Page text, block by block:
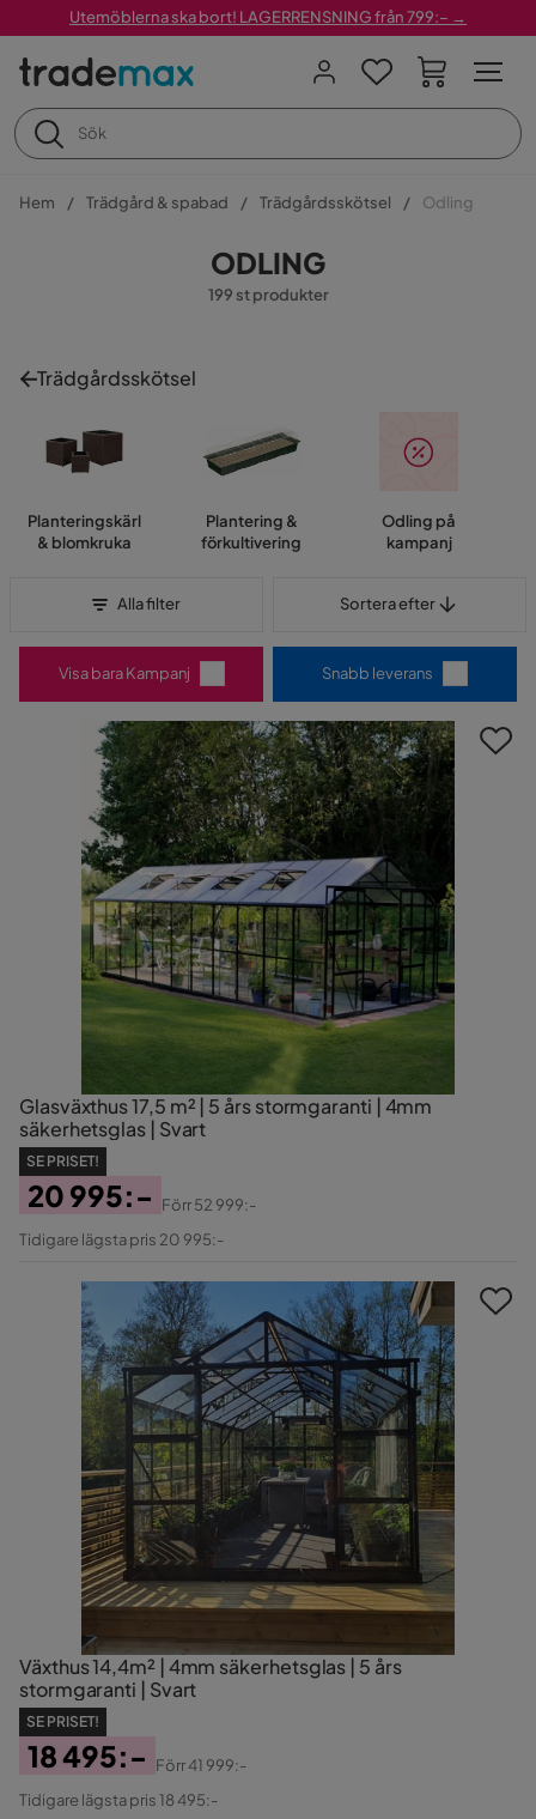
Utemöblerna ska bort! LAGERRENSNING från 799:– →
Hem Trädgård & spabad Trädgårdsskötsel Odling
ODLING
199 st produkter
Trädgårdsskötsel
Planteringskärl
& blomkruka
Plantering &
förkultivering
Odling på
kampanj
Alla filter Sortera efter
Visa bara Kampanj Snabb leverans
Glasväxthus 17,5 m² | 5 års stormgaranti | 4mm
säkerhetsglas | Svart
SE PRISET!
Pris
20 995:-
Original
Förr52 999:-
Tidigare lägsta pris 20 995:-
Växthus 14,4m² | 4mm säkerhetsglas | 5 års
stormgaranti | Svart
SE PRISET!
Pris
18 495:-
Original
Förr41 999:-
Tidigare lägsta pris 18 495:-